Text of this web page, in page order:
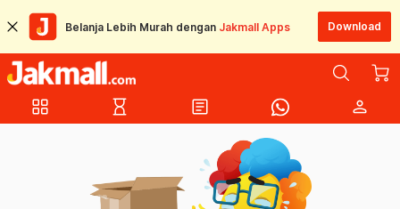
Belanja Lebih Murah dengan Jakmall Apps Download
grid_view hourglass_empty article person